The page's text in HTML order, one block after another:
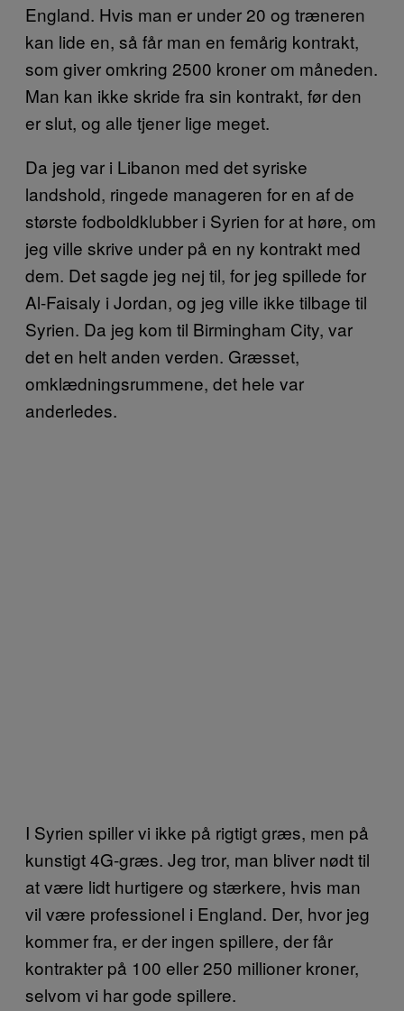
England. Hvis man er under 20 og træneren
kan lide en, så får man en femårig kontrakt,
som giver omkring 2500 kroner om måneden.
Man kan ikke skride fra sin kontrakt, før den
er slut, og alle tjener lige meget.
Da jeg var i Libanon med det syriske
landshold, ringede manageren for en af de
største fodboldklubber i Syrien for at høre, om
jeg ville skrive under på en ny kontrakt med
dem. Det sagde jeg nej til, for jeg spillede for
Al-Faisaly i Jordan, og jeg ville ikke tilbage til
Syrien. Da jeg kom til Birmingham City, var
det en helt anden verden. Græsset,
omklædningsrummene, det hele var
anderledes.
I Syrien spiller vi ikke på rigtigt græs, men på
kunstigt 4G-græs. Jeg tror, man bliver nødt til
at være lidt hurtigere og stærkere, hvis man
vil være professionel i England. Der, hvor jeg
kommer fra, er der ingen spillere, der får
kontrakter på 100 eller 250 millioner kroner,
selvom vi har gode spillere.